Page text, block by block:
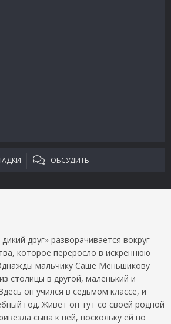
ОБСУДИТЬ
друг» разворачивается вокруг
которое переросло в искреннюю
мальчику Саше Меньшикову
столицы в другой, маленький и
он учился в седьмом классе, и
год. Живет он тут со своей родной
сына к ней, поскольку ей по